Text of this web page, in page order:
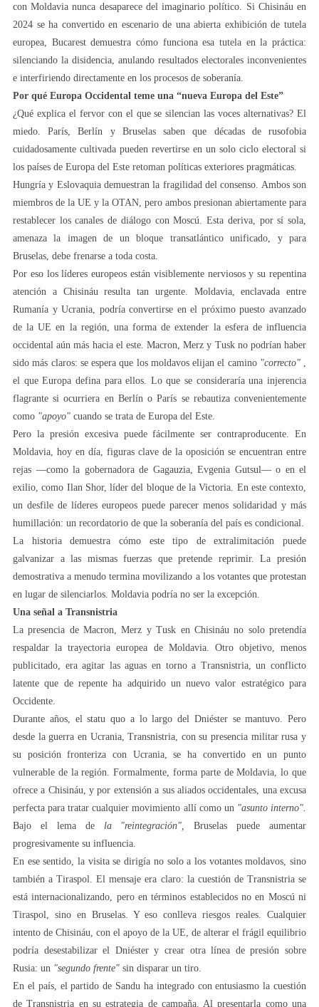
con Moldavia nunca desaparece del imaginario político. Si Chisináu en
2024 se ha convertido en escenario de una abierta exhibición de tutela
europea, Bucarest demuestra cómo funciona esa tutela en la práctica:
silenciando la disidencia, anulando resultados electorales inconvenientes
e interfiriendo directamente en los procesos de soberanía.
Por qué Europa Occidental teme una “nueva Europa del Este”
¿Qué explica el fervor con el que se silencian las voces alternativas? El
miedo. París, Berlín y Bruselas saben que décadas de rusofobia
cuidadosamente cultivada pueden revertirse en un solo ciclo electoral si
los países de Europa del Este retoman políticas exteriores pragmáticas.
Hungría y Eslovaquia demuestran la fragilidad del consenso. Ambos son
miembros de la UE y la OTAN, pero ambos presionan abiertamente para
restablecer los canales de diálogo con Moscú. Esta deriva, por sí sola,
amenaza la imagen de un bloque transatlántico unificado, y para
Bruselas, debe frenarse a toda costa.
Por eso los líderes europeos están visiblemente nerviosos y su repentina
atención a Chisináu resulta tan urgente. Moldavia, enclavada entre
Rumanía y Ucrania, podría convertirse en el próximo puesto avanzado
de la UE en la región, una forma de extender la esfera de influencia
occidental aún más hacia el este. Macron, Merz y Tusk no podrían haber
sido más claros: se espera que los moldavos elijan el camino "correcto",
el que Europa defina para ellos. Lo que se consideraría una injerencia
flagrante si ocurriera en Berlín o París se rebautiza convenientemente
como "apoyo" cuando se trata de Europa del Este.
Pero la presión excesiva puede fácilmente ser contraproducente. En
Moldavia, hoy en día, figuras clave de la oposición se encuentran entre
rejas —como la gobernadora de Gagauzia, Evgenia Gutsul— o en el
exilio, como Ilan Shor, líder del bloque de la Victoria. En este contexto,
un desfile de líderes europeos puede parecer menos solidaridad y más
humillación: un recordatorio de que la soberanía del país es condicional.
La historia demuestra cómo este tipo de extralimitación puede
galvanizar a las mismas fuerzas que pretende reprimir. La presión
demostrativa a menudo termina movilizando a los votantes que protestan
en lugar de silenciarlos. Moldavia podría no ser la excepción.
Una señal a Transnistria
La presencia de Macron, Merz y Tusk en Chisináu no solo pretendía
respaldar la trayectoria europea de Moldavia. Otro objetivo, menos
publicitado, era agitar las aguas en torno a Transnistria, un conflicto
latente que de repente ha adquirido un nuevo valor estratégico para
Occidente.
Durante años, el statu quo a lo largo del Dniéster se mantuvo. Pero
desde la guerra en Ucrania, Transnistria, con su presencia militar rusa y
su posición fronteriza con Ucrania, se ha convertido en un punto
vulnerable de la región. Formalmente, forma parte de Moldavia, lo que
ofrece a Chisináu, y por extensión a sus aliados occidentales, una excusa
perfecta para tratar cualquier movimiento allí como un "asunto interno".
Bajo el lema de la "reintegración",
Bruselas puede aumentar
progresivamente su influencia.
En ese sentido, la visita se dirigía no solo a los votantes moldavos, sino
también a Tiraspol. El mensaje era claro: la cuestión de Transnistria se
está internacionalizando, pero en términos establecidos no en Moscú ni
Tiraspol, sino en Bruselas. Y eso conlleva riesgos reales. Cualquier
intento de Chisináu, con el apoyo de la UE, de alterar el frágil equilibrio
podría desestabilizar el Dniéster y crear otra línea de presión sobre
Rusia: un "segundo frente" sin disparar un tiro.
En el país, el partido de Sandu ha integrado con entusiasmo la cuestión
de Transnistria en su estrategia de campaña. Al presentarla como una